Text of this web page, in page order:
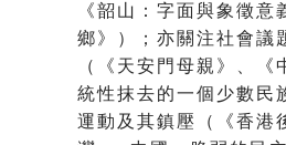
《韶山：字面與象徵意
鄉》）；亦關注社會議
（《天安門母親》、《
統性抹去的一個少數民
運動及其鎮壓（《香港